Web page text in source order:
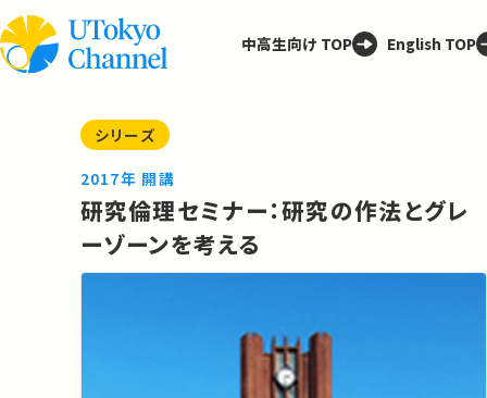
中高生向け TOP English TOP
シリーズ
2017年 開講
研究倫理セミナー：研究の作法とグレ
ーゾーンを考える